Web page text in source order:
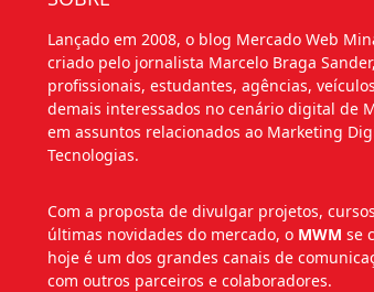
Lançado em 2008, o blog Mercado Web
criado pelo jornalista Marcelo Braga
profissionais, estudantes, agências,
demais interessados no cenário digital de
em assuntos relacionados ao Marketing
Tecnologias.
Com a proposta de divulgar projetos,
últimas novidades do mercado, o MWM se
hoje é um dos grandes canais de
com outros parceiros e colaboradores.